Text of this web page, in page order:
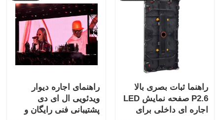
راهنما ثبات بصری بالا
P2.6 صفحه نمایش LED
اجاره ای داخلی برای
راهنمای اجاره دیوار
ویدئویی ال ای دی
پشتیبانی فنی رایگان و